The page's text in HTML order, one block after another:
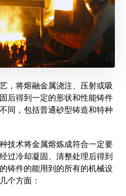
，将熔融金属浇注、压射或吸
后得到一定的形状和性能铸件
同，包括普通砂型铸造和特种
技术将金属熔炼成符合一定要
过冷却凝固、清整处理后得到
铸件的能用到的所有的机械设
个方面：